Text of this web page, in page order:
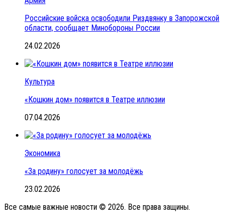
Российские войска освободили Риздвянку в Запорожской
области, сообщает Минобороны России
24.02.2026
Культура
«Кошкин дом» появится в Театре иллюзии
07.04.2026
Экономика
«За родину» голосует за молодёжь
23.02.2026
Все самые важные новости © 2026. Все права защины.